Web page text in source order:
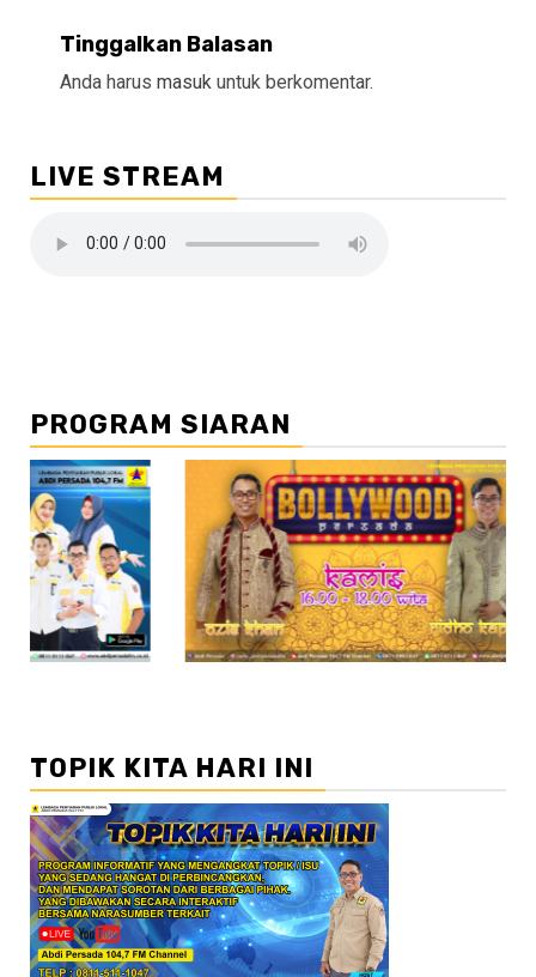
Tinggalkan Balasan
Anda harus masuk untuk berkomentar.
LIVE STREAM
PROGRAM SIARAN
//2 //3
TOPIK KITA HARI INI